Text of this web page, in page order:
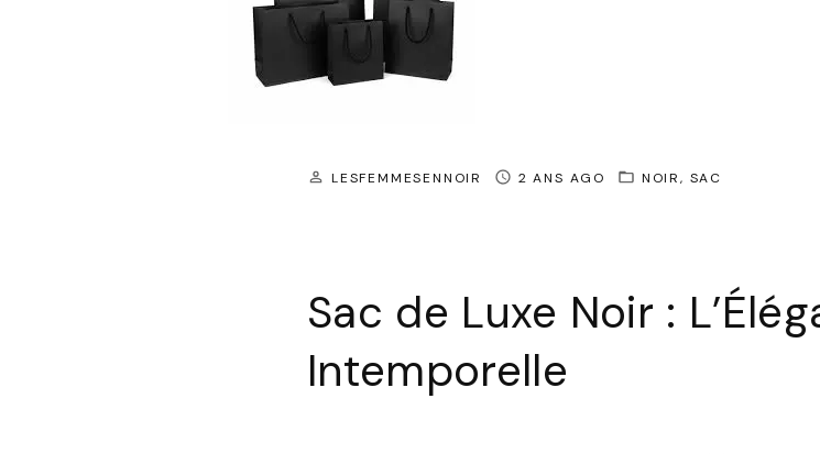
LESFEMMESENNOIR 2 ANS AGO NOIR SAC
Sac de Luxe Noir :
Intemporelle